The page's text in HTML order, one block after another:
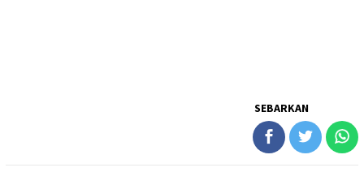
SEBARKAN